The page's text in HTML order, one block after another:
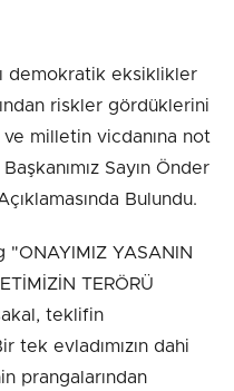
demokratik eksiklikler
riskler gördüklerini
milletin vicdanına not
Sayın Önder
Bulundu.
YASANIN
TERÖRÜ
teklifin
tek evladımızın dahi
prangalarından